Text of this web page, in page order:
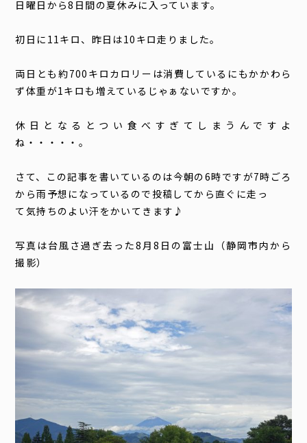
日曜日から8日間の夏休みに入っています。
初日に11キロ、昨日は10キロ走りました。
両日とも約700キロカロリーは消費しているにもかかわら
ず体重が1キロも増えているじゃぁないですか。
休日となるとつい食べすぎてしまうんですよ
ね・・・・・。
さて、この記事を書いているのは今朝の6時ですが7時ごろ
から雨予想になっているので投稿してから直ぐに走っ
て気持ちのよい汗をかいてきます♪
写真は台風さ過ぎ去った8月8日の富士山（静岡市内から
撮影）